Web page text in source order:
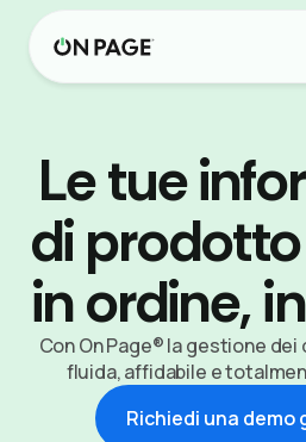
Le tue
di prodotto
in ordine,
Con On Page® la gestione
fluida, affidabile e
Richiedi una demo